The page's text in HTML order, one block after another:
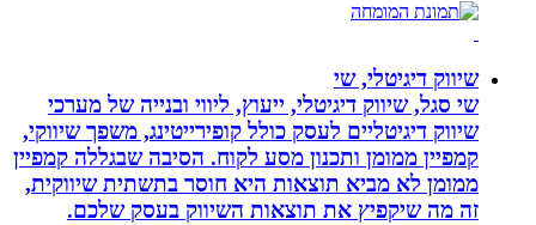
שיווק דיגיטלי, שי
שי סגל, שיווק דיגיטלי, ייעוץ, ליווי ובנייה של מערכי
שיווק דיגיטליים לעסק כולל קופירייטינג, משפך שיווקי,
קמפיין ממומן ותכנון מסע לקוח. הסיבה שבגללה קמפיין
ממומן לא מביא תוצאות היא חוסר בתשתית שיווקית,
זה מה שיקפיץ את תוצאות השיווק בעסק שלכם.